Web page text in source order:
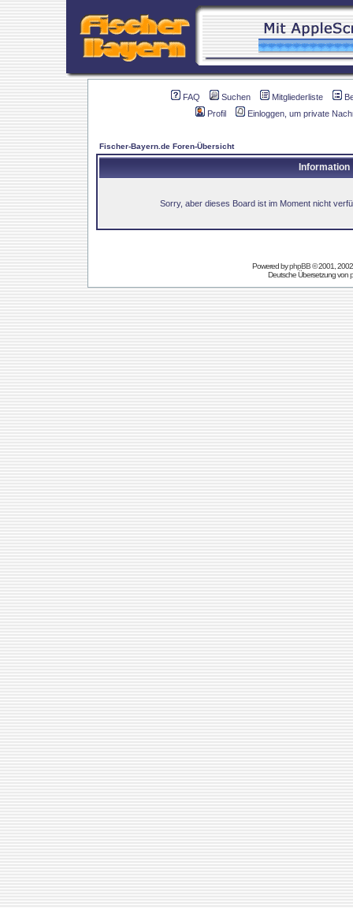
FAQ Suchen Mitgliederliste
Profil
Einloggen, um private
Fischer-Bayern.de Foren-Übersicht
Information
Sorry, aber dieses Board ist im Moment nicht
Powered byphpBB© 2001,
Deutsche Übersetzung von